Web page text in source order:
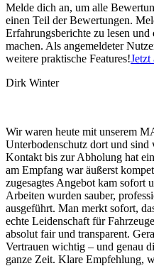
Melde dich an, um alle
einen Teil der Bewertungen.
Erfahrungsberichte zu lesen
machen. Als angemeldeter
weitere praktische Features!Jetzt
Dirk Winter
Wir waren heute mit unserem
Unterbodenschutz dort und
Kontakt bis zur Abholung hat
am Empfang war äußerst
zugesagtes Angebot kam sofort
Arbeiten wurden sauber,
ausgeführt. Man merkt sofort,
echte Leidenschaft für
absolut fair und transparent.
Vertrauen wichtig – und genau
ganze Zeit. Klare Empfehlung,